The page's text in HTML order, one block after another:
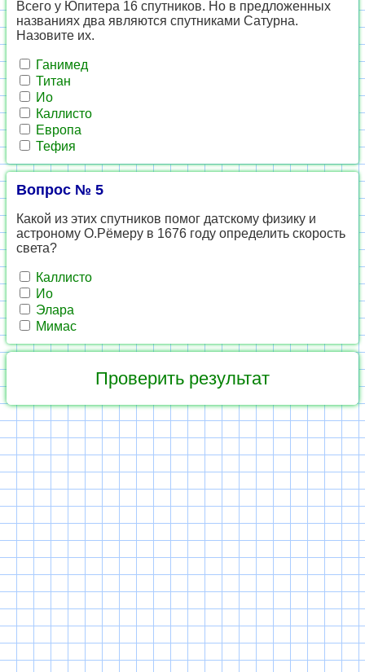
Всего у Юпитера 16 спутников. Но в предложенных
названиях два являются спутниками Сатурна.
Назовите их.
Ганимед
Титан
Ио
Каллисто
Европа
Тефия
Вопрос № 5
Какой из этих спутников помог датскому физику и
астроному О.Рёмеру в 1676 году определить скорость
света?
Каллисто
Ио
Элара
Мимас